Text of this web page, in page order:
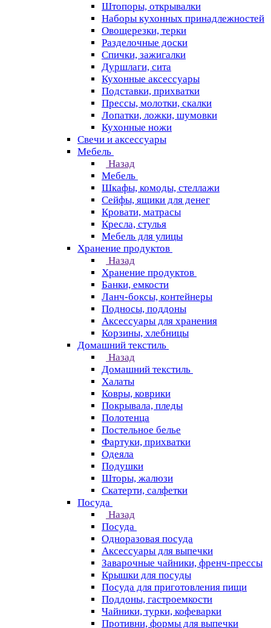
Штопоры, открывалки
Наборы кухонных принадлежностей
Овощерезки, терки
Разделочные доски
Спички, зажигалки
Дуршлаги, сита
Кухонные аксессуары
Подставки, прихватки
Прессы, молотки, скалки
Лопатки, ложки, шумовки
Кухонные ножи
Свечи и аксессуары
Мебель
Назад
Мебель
Шкафы, комоды, стеллажи
Сейфы, ящики для денег
Кровати, матрасы
Кресла, стулья
Мебель для улицы
Хранение продуктов
Назад
Хранение продуктов
Банки, емкости
Ланч-боксы, контейнеры
Подносы, поддоны
Аксессуары для хранения
Корзины, хлебницы
Домашний текстиль
Назад
Домашний текстиль
Халаты
Ковры, коврики
Покрывала, пледы
Полотенца
Постельное белье
Фартуки, прихватки
Одеяла
Подушки
Шторы, жалюзи
Скатерти, салфетки
Посуда
Назад
Посуда
Одноразовая посуда
Аксессуары для выпечки
Заварочные чайники, френч-прессы
Крышки для посуды
Посуда для приготовления пищи
Поддоны, гастроемкости
Чайники, турки, кофеварки
Противни, формы для выпечки